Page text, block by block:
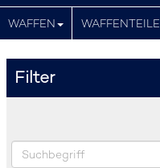
WAFFEN WAFFENTEILE
Filter